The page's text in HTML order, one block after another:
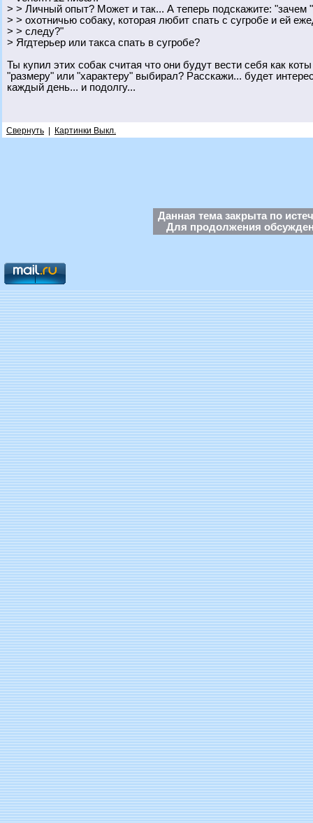
> > Личный опыт? Может и так... А теперь подскажите: "зачем
> > охотничью собаку, которая любит спать с сугробе и ей
> > следу?"
> Ягдтерьер или такса спать в сугробе?
Ты купил этих собак считая что они будут вести себя как
"размеру" или "характеру" выбирал? Расскажи... будет
каждый день... и подолгу...
Свернуть Картинки Выкл.
Данная тема закрыта по
Для продолжения